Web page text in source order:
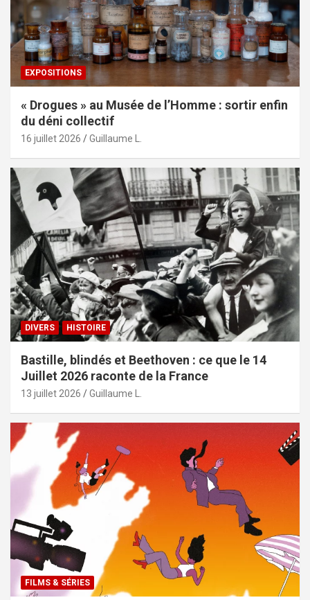
EXPOSITIONS
« Drogues » au Musée de l’Homme : sortir enfin
du déni collectif
16 juillet 2026 Guillaume L.
DIVERS HISTOIRE
Bastille, blindés et Beethoven : ce que le 14
Juillet 2026 raconte de la France
13 juillet 2026 Guillaume L.
FILMS & SÉRIES